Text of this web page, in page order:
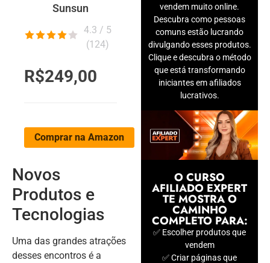
Sunsun
4.3 / 5
(124)
R$249,00
Comprar na Amazon
Novos
Produtos e
Tecnologias
Uma das grandes atrações
desses encontros é a
vendem muito online.
Descubra como pessoas
comuns estão lucrando
divulgando esses produtos.
Clique e descubra o método
que está transformando
iniciantes em afiliados
lucrativos.
O CURSO
AFILIADO EXPERT
TE MOSTRA O
CAMINHO
COMPLETO PARA:
✅ Escolher produtos que
vendem
✅ Criar páginas que